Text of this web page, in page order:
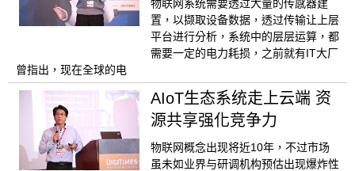
物联网系统需要透过大量的传感器建
置，以撷取设备数据，透过传输让上层
平台进行分析，系统中的层层运算，都
需要一定的电力耗损，之前就有IT大厂
曾指出，现在全球的电
AIoT生态系统走上云端 资
源共享强化竞争力
物联网概念出现将近10年，不过市场
虽未如业界与研调机构预估出现爆炸性